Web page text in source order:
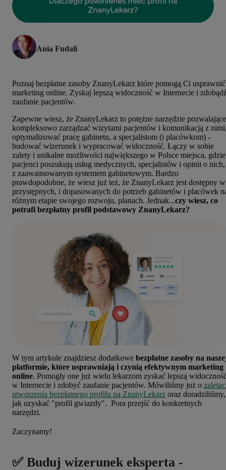
Ania Fudali
Poznaj bezpłatne zasoby ZnanyLekarz które pomogą Ci usprawnić
marketing online. Zyskaj lepszą widoczność w Internecie i
zaufanie pacjentów.
Zapewne wiesz, że ZnanyLekarz to potężne narzędzie pozwalające
kompleksowo zarządzać wizytami pacjentów i komunikacją z
optymalizować pracę gabinetu, a specjalistom (i placówkom) -
budować wizerunek i wypracować widoczność. Łączy w sobie
zalety i unikalne możliwości największego w Polsce miejsca, gdzie
pacjenci poszukują usług medycznych, specjalistów i opinii o nich,
z zaawansowanym systemem gabinetowym. Bardzo
prawdopodobne, że wiesz już też, że ZnanyLekarz jest dostępny w
przystępnych, i dopasowanych do potrzeb gabinetów i placówek
różnym etapie swojego rozwoju, planach. Jednak...czy wiesz, co
potrafi bezpłatny profil podstawowy ZnanyLekarz?
W tym artykule znajdziesz dodatkowe bezpłatne zasoby na
platformie, które usprawniają i czynią efektywnym marketing
online. Pomogły one już wielu lekarzom zyskać lepszą
w Internecie i zdobyć zaufanie pacjentów. Mówiliśmy już o
utworzenia bezpłatnego profilu na ZnanyLekarz oraz doradziliśmy,
jak uzyskać "profil gwiazdy". Pora przejść do konkretnych
narzędzi.
Zaczynamy!
✅ Buduj wizerunek eksperta -